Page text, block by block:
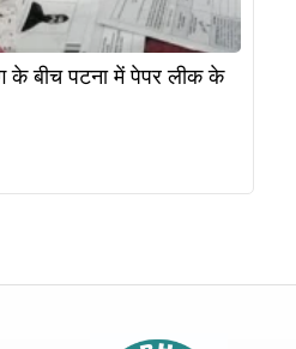
के बीच पटना में पेपर लीक के